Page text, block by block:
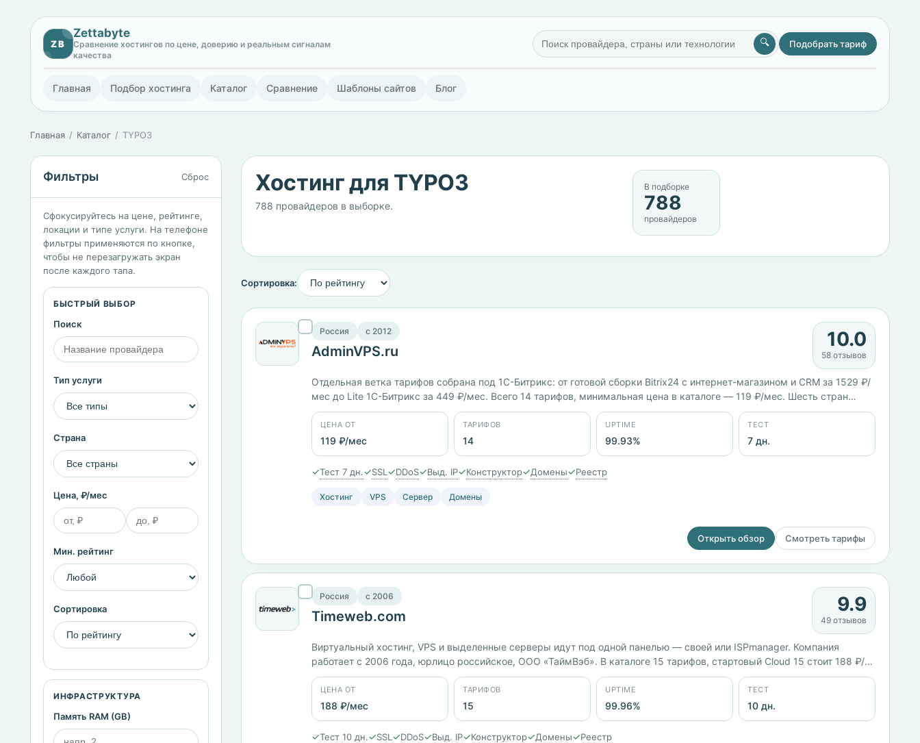
ZB
Zettabyte
Сравнение хостингов по цене, доверию и реальным сигналам
качества
🔍 Подобрать тариф
Главная Подбор хостинга Каталог Сравнение Шаблоны сайтов Блог
Главная Каталог TYPO3
Фильтры Сброс
Сфокусируйтесь на цене, рейтинге,
локации и типе услуги. На телефоне
фильтры применяются по кнопке,
чтобы не перезагружать экран
после каждого тапа.
БЫСТРЫЙ ВЫБОР
Поиск
Тип услуги
Страна
Цена, ₽/мес
Мин. рейтинг
Сортировка
ИНФРАСТРУКТУРА
Память RAM (GB)
Хостинг для TYPO3
788 провайдеров в выборке.
В подборке
788
провайдеров
Сортировка:
Россия c 2012
AdminVPS.ru
10.0
58 отзывов
Отдельная ветка тарифов собрана под 1С-Битрикс: от готовой сборки Bitrix24 с интернет-магазином и CRM за 1529 ₽/
мес до Lite 1С-Битрикс за 449 ₽/мес. Всего 14 тарифов, минимальная цена в каталоге — 119 ₽/мес. Шесть стран
размещения: Россия, Казахстан, Беларусь, Германия, Нидерланды, Финляндия. Панели на выбор — ISPmanager,
Plesk, WHMCS. Тест 7 дней, заявленный uptime 99,93%.
ЦЕНА ОТ
119 ₽/мес
ТАРИФОВ
14
UPTIME
99.93%
ТЕСТ
7 дн.
✓Тест 7 дн.✓SSL ✓DDoS✓Выд. IP✓Конструктор✓Домены✓Реестр
Хостинг VPS Сервер Домены
Открыть обзор Смотреть тарифы
Россия c 2006
Timeweb.com
9.9
49 отзывов
Виртуальный хостинг, VPS и выделенные серверы идут под одной панелью — своей или ISPmanager. Компания
работает с 2006 года, юрлицо российское, ООО «ТаймВэб». В каталоге 15 тарифов, стартовый Cloud 15 стоит 188 ₽/
мес. Площадки в России, Казахстане, Нидерландах, Германии и Польше, заявленный uptime 99,96%. Тестовый
период — 10 дней.
ЦЕНА ОТ
188 ₽/мес
ТАРИФОВ
15
UPTIME
99.96%
ТЕСТ
10 дн.
✓Тест 10 дн.✓SSL ✓DDoS✓Выд. IP✓Конструктор✓Домены✓Реестр